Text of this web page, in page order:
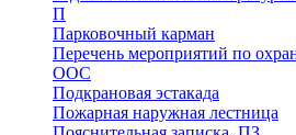
П
Парковочный карман
Перечень мероприятий по
ООС
Подкрановая эстакада
Пожарная наружная лестница